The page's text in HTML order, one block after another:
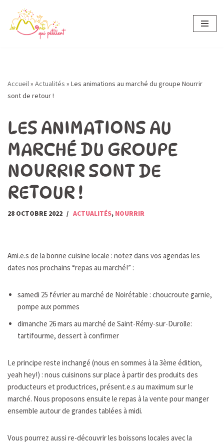
Aller
Accueil» Actualités » Les animations au marché du groupe Nourrir
sont de retour !
LES ANIMATIONS AU
MARCHÉ DU GROUPE
NOURRIR SONT DE
RETOUR !
28 OCTOBRE 2022 ACTUALITÉS, NOURRIR
Ami.e.s de la bonne cuisine locale : notez dans vos agendas les
dates nos prochains “repas au marché!” :
samedi 25 février au marché de Noirétable : choucroute garnie,
pompe aux pommes
dimanche 26 mars au marché de Saint-Rémy-sur-Durolle:
tartifourme, dessert à confirmer
Le principe reste inchangé (nous en sommes à la 3ème édition,
yeah hey!) : nous cuisinons sur place à partir des produits des
producteurs et productrices, présent.e.s au maximum sur le
marché. Nous proposons ensuite le repas à la vente pour manger
ensemble autour de grandes tablées à midi.
Vous pourrez aussi re-découvrir les boissons locales avec la